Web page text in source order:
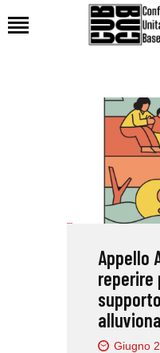
CHI SIAMO
PODCAST CUB
RASSEGNA
Appello
reperire
Giugno